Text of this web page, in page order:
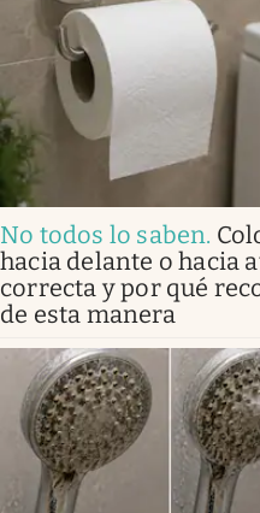
No todos lo saben.
hacia delante o hacia
correcta y por qué
de esta manera